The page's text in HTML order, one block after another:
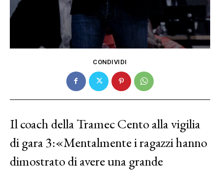
CONDIVIDI
Il coach della Tramec Cento alla vigilia
di gara 3:«Mentalmente i ragazzi hanno
dimostrato di avere una grande